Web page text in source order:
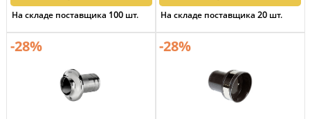
На складе поставщика 100 шт. На складе поставщика20 шт.
-28% -28%